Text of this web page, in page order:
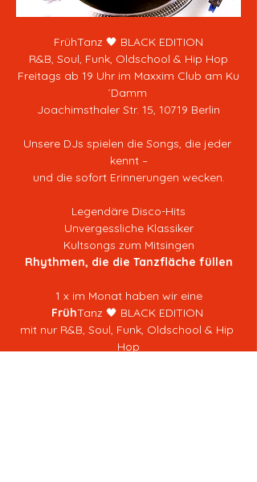
FrühTanz 🖤 BLACK EDITION
R&B, Soul, Funk, Oldschool & Hip Hop
Freitags ab 19 Uhr im Maxxim Club am Ku
´Damm
Joachimsthaler Str. 15, 10719 Berlin
Unsere DJs spielen die Songs, die jeder
kennt –
und die sofort Erinnerungen wecken.
Legendäre Disco-Hits
Unvergessliche Klassiker
Kultsongs zum Mitsingen
Rhythmen, die die Tanzfläche füllen
1 x im Monat haben wir eine
FrühTanz 🖤 BLACK EDITION
mit nur R&B, Soul, Funk, Oldschool & Hip
Hop